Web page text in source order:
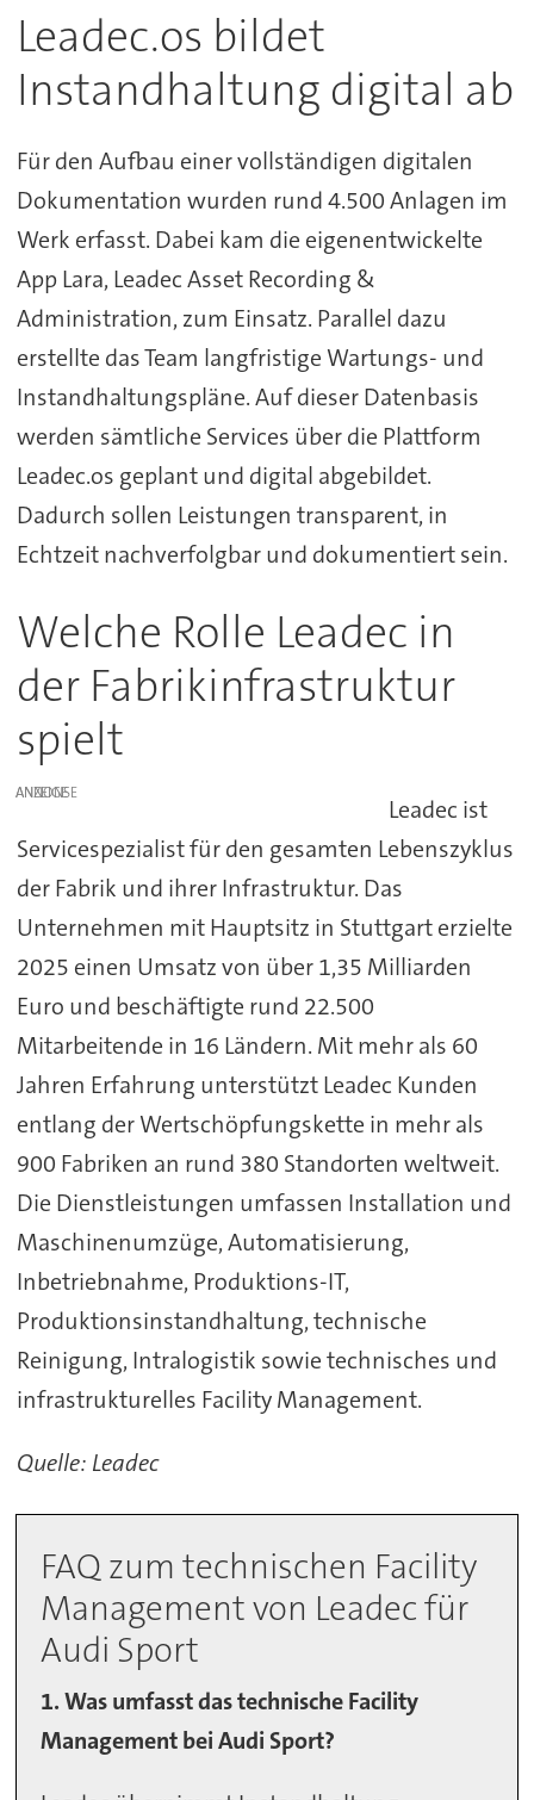
Leadec.os bildet
Instandhaltung digital ab
Für den Aufbau einer vollständigen digitalen
Dokumentation wurden rund 4.500 Anlagen im
Werk erfasst. Dabei kam die eigenentwickelte
App Lara, Leadec Asset Recording &
Administration, zum Einsatz. Parallel dazu
erstellte das Team langfristige Wartungs- und
Instandhaltungspläne. Auf dieser Datenbasis
werden sämtliche Services über die Plattform
Leadec.os geplant und digital abgebildet.
Dadurch sollen Leistungen transparent, in
Echtzeit nachverfolgbar und dokumentiert sein.
Welche Rolle Leadec in
der Fabrikinfrastruktur
spielt
ANZEIGE
Leadec ist
Servicespezialist für den gesamten Lebenszyklus
der Fabrik und ihrer Infrastruktur. Das
Unternehmen mit Hauptsitz in Stuttgart erzielte
2025 einen Umsatz von über 1,35 Milliarden
Euro und beschäftigte rund 22.500
Mitarbeitende in 16 Ländern. Mit mehr als 60
Jahren Erfahrung unterstützt Leadec Kunden
entlang der Wertschöpfungskette in mehr als
900 Fabriken an rund 380 Standorten weltweit.
Die Dienstleistungen umfassen Installation und
Maschinenumzüge, Automatisierung,
Inbetriebnahme, Produktions-IT,
Produktionsinstandhaltung, technische
Reinigung, Intralogistik sowie technisches und
infrastrukturelles Facility Management.
Quelle: Leadec
FAQ zum technischen Facility
Management von Leadec für
Audi Sport
1. Was umfasst das technische Facility
Management bei Audi Sport?